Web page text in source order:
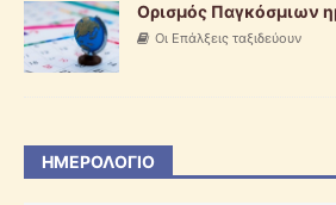
Ορισμός Παγκόσμιων
Οι Επάλξεις ταξιδεύουν
ΗΜΕΡΟΛΌΓΙΟ